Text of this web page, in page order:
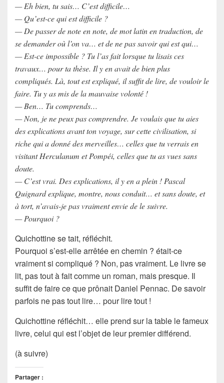
— Eh bien, tu sais… C’est difficile…
— Qu’est-ce qui est difficile ?
— De passer de note en note, de mot latin en traduction, de
se demander où l’on va… et de ne pas savoir qui est qui…
— Est-ce impossible ? Tu l’as fait lorsque tu lisais ces
travaux… pour ta thèse. Il y en avait de bien plus
compliqués. Là, tout est expliqué, il suffit de lire, de vouloir le
faire. Tu y as mis de la mauvaise volonté !
— Ben… Tu comprends…
— Non, je ne peux pas comprendre. Je voulais que tu aies
des explications avant ton voyage, sur cette civilisation, si
riche qui a donné des merveilles… celles que tu verrais en
visitant Herculanum et Pompéi, celles que tu as vues sans
doute.
— C’est vrai. Des explications, il y en a plein ! Pascal
Quignard explique, montre, nous conduit… et sans doute, et
à tort, n’avais-je pas vraiment envie de le suivre.
— Pourquoi ?
Quichottine se tait, réfléchit.
Pourquoi s’est-elle arrêtée en chemin ? était-ce
vraiment si compliqué ? Non, pas vraiment. Le livre se
lit, pas tout à fait comme un roman, mais presque. Il
suffit de faire ce que prônait Daniel Pennac. De savoir
parfois ne pas tout lire… pour lire tout !
Quichottine réfléchit… elle prend sur la table le fameux
livre, celui qui est l’objet de leur premier différend.
(à suivre)
Partager :